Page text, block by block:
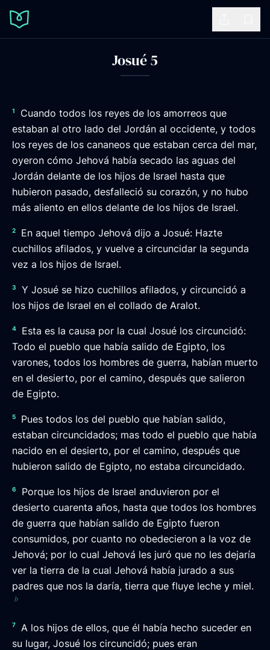
Josué 5
1
Cuando todos los reyes de los amorreos que
estaban al otro lado del Jordán al occidente, y todos
los reyes de los cananeos que estaban cerca del mar,
oyeron cómo Jehová había secado las aguas del
Jordán delante de los hijos de Israel hasta que
hubieron pasado, desfalleció su corazón, y no hubo
más aliento en ellos delante de los hijos de Israel.
2
En aquel tiempo Jehová dijo a Josué: Hazte
cuchillos afilados, y vuelve a circuncidar la segunda
vez a los hijos de Israel.
3
Y Josué se hizo cuchillos afilados, y circuncidó a
los hijos de Israel en el collado de Aralot.
4
Esta es la causa por la cual Josué los circuncidó:
Todo el pueblo que había salido de Egipto, los
varones, todos los hombres de guerra, habían muerto
en el desierto, por el camino, después que salieron
de Egipto.
5
Pues todos los del pueblo que habían salido,
estaban circuncidados; mas todo el pueblo que había
nacido en el desierto, por el camino, después que
hubieron salido de Egipto, no estaba circuncidado.
6
Porque los hijos de Israel anduvieron por el
desierto cuarenta años, hasta que todos los hombres
de guerra que habían salido de Egipto fueron
consumidos, por cuanto no obedecieron a la voz de
Jehová; por lo cual Jehová les juró que no les dejaría
ver la tierra de la cual Jehová había jurado a sus
padres que nos la daría, tierra que fluye leche y miel.
b
7
A los hijos de ellos, que él había hecho suceder en
su lugar, Josué los circuncidó; pues eran